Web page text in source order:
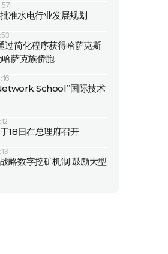
准水电行业发展规划
过简化程序获得哈萨克斯
萨克族侨胞
School”国际技术
18日在总理府召开
略数字挖矿机制 鼓励大型